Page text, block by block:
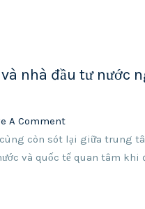
nhà đầu tư nước
A Comment
còn sót lại giữa trung
và quốc tế quan tâm khi